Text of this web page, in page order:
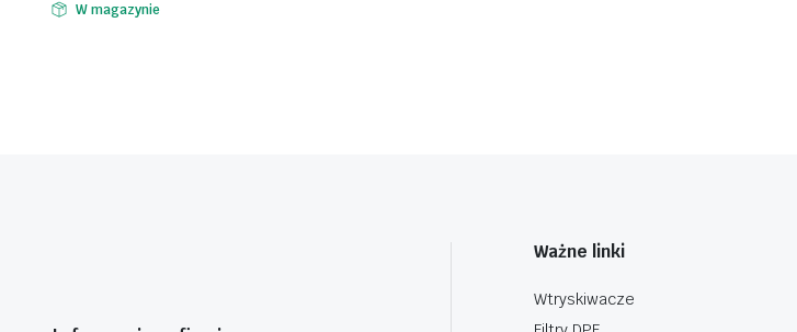
W magazynie
Ważne linki
Wtryskiwacze